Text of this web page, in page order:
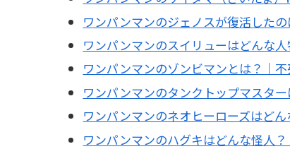
ワンパンマンのジェノスが復活した
ワンパンマンのスイリューはどんな
ワンパンマンのゾンビマンとは？｜
ワンパンマンのタンクトップマスタ
ワンパンマンのネオヒーローズはど
ワンパンマンのハグキはどんな怪人